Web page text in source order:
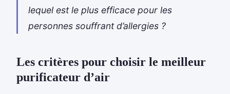
lequel est le plus efficace pour les
personnes souffrant d’allergies ?
Les critères pour choisir le meilleur
purificateur d’air